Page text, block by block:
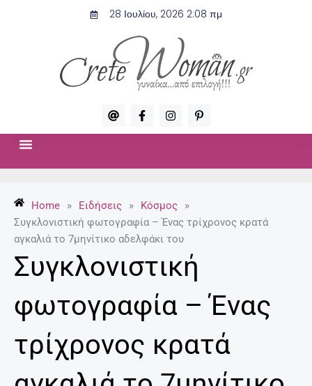
28 Ιουλίου, 2026 2:08 πμ
A
t
F
a
c
-
f
I
n
s
P
i
n
p
Home » Ειδήσεις » Κόσμος
»
Συγκλονιστική φωτογραφία – Ένας τρίχρονος κρατά
αγκαλιά το 7μηνίτικο αδελφάκι του
Συγκλονιστική
φωτογραφία – Ένας
τρίχρονος κρατά